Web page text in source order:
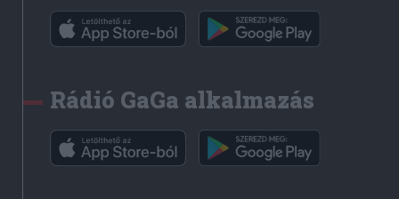
Rádió GaGa alkalmazás